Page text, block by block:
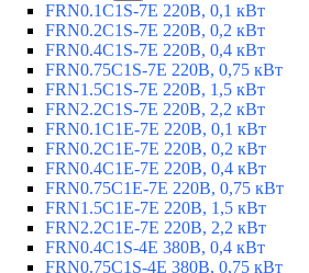
FRN0.1C1S-7E 220В, 0,1 кВт
FRN0.2C1S-7E 220В, 0,2 кВт
FRN0.4C1S-7E 220В, 0,4 кВт
FRN0.75C1S-7E 220В, 0,75 кВт
FRN1.5C1S-7E 220В, 1,5 кВт
FRN2.2C1S-7E 220В, 2,2 кВт
FRN0.1C1E-7E 220В, 0,1 кВт
FRN0.2C1E-7E 220В, 0,2 кВт
FRN0.4C1E-7E 220В, 0,4 кВт
FRN0.75C1E-7E 220В, 0,75 кВт
FRN1.5C1E-7E 220В, 1,5 кВт
FRN2.2C1E-7E 220В, 2,2 кВт
FRN0.4C1S-4E 380В, 0,4 кВт
FRN0.75C1S-4E 380В, 0,75 кВт